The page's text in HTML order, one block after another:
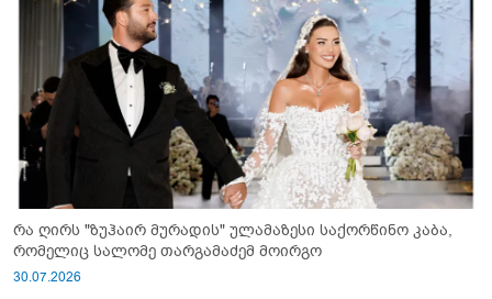
რა ღირს "ზუჰაირ მურადის" ულამაზესი საქორწინო კაბა,
რომელიც სალომე თარგამაძემ მოირგო
30.07.2026